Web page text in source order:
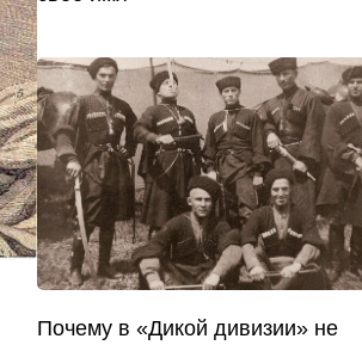
Почему в «Дикой дивизии» не